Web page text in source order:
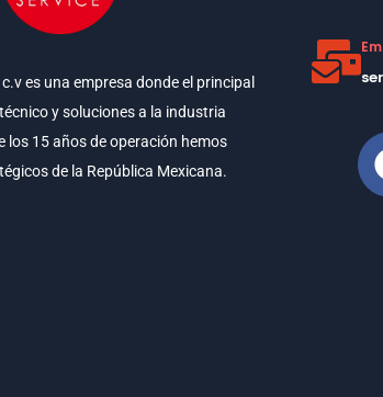
es una empresa donde el principal
y soluciones a la industria
los 15 años de operación hemos
de la República Mexicana.